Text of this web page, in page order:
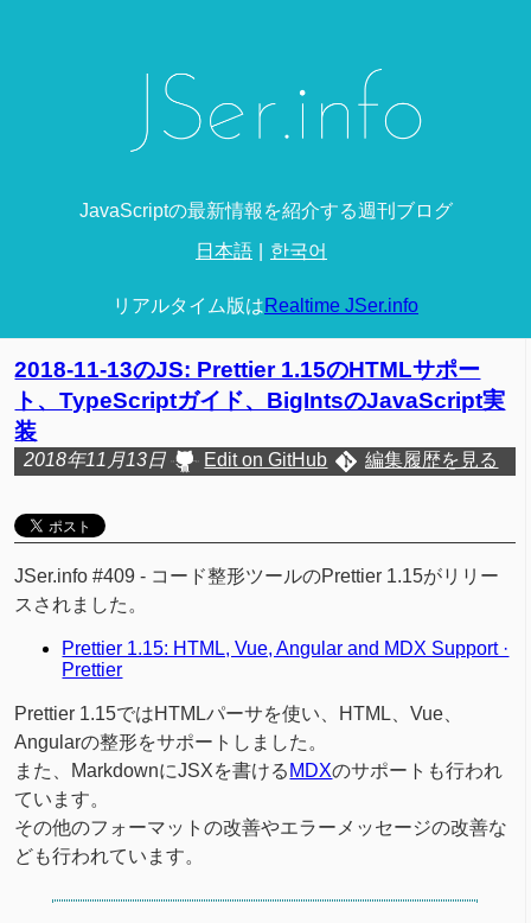
JavaScriptの最新情報を紹介する週刊ブログ
日本語 한국어
リアルタイム版はRealtime JSer.info
2018-11-13のJS: Prettier 1.15のHTMLサポー
ト、TypeScriptガイド、BigIntsのJavaScript実
装
2018年11月13日 Edit on GitHub 編集履歴を見る
JSer.info #409 - コード整形ツールのPrettier 1.15がリリー
スされました。
Prettier 1.15: HTML, Vue, Angular and MDX Support ·
Prettier
Prettier 1.15ではHTMLパーサを使い、HTML、Vue、
Angularの整形をサポートしました。
また、MarkdownにJSXを書ける MDXのサポートも行われ
ています。
その他のフォーマットの改善やエラーメッセージの改善な
ども行われています。